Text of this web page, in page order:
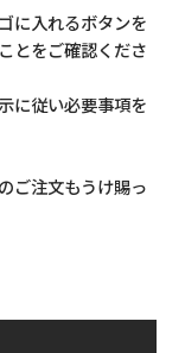
に入れるボタンを
とをご確認くださ
に従い必要事項を
ご注文もうけ賜っ